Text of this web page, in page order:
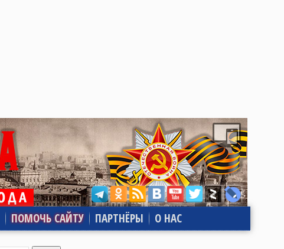
ПОМОЧЬ САЙТУ ПАРТНЁРЫ О НАС